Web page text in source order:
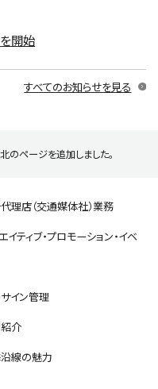
開始
すべてのお知らせを見る
のページを追加しました。
理店（交通媒体社）業務
イティブ・プロモーション・イベ
イン管理
介
線の魅力